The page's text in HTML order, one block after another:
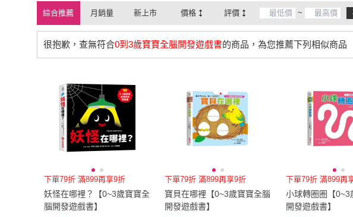
綜合推薦 月銷量 新上市 價格 評價 ~
很抱歉，查無符合0到3歲寶寶全腦開發遊戲書的商品，為您推薦下列相似商品
下單79折 滿899再享9折
妖怪在哪裡？【0~3歲寶寶全
腦開發遊戲書】
下單79折 滿899再享9折
寶貝在哪裡【0~3歲寶寶全腦
開發遊戲書】
下單79折 滿899再
小球轉圈圈【0~3
開發遊戲書】